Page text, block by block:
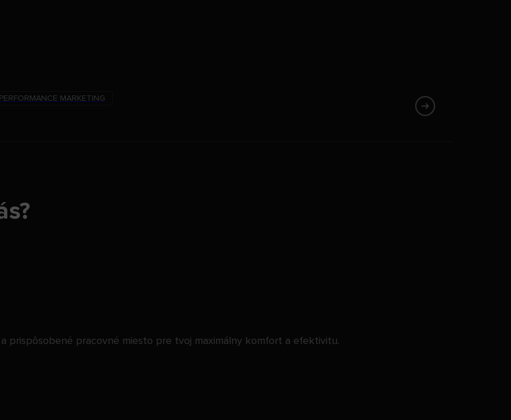
PERFORMANCE MARKETING
prispôsobené pracovné miesto pre tvoj maximálny komfort a efektivitu.